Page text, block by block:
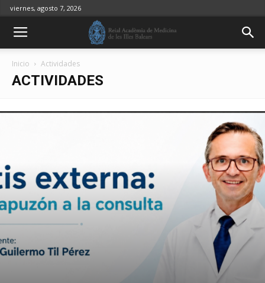
viernes, agosto 7, 2026
Inicio Actividades
ACTIVIDADES